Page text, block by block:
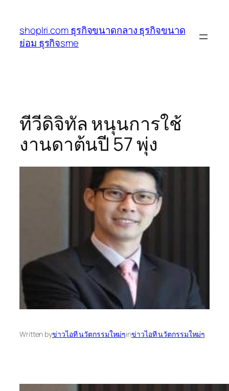
เนื้อหา
shoplri.com ธุรกิจขนาดกลาง ธุรกิจขนาด
ย่อม ธุรกิจsme
ทีวีดิจิทัล หนุนการใช้
งานดาต้นปี 57 พุ่ง
Written byข่าวไอที นวัตกรรมใหม่ๆinข่าวไอที นวัตกรรมใหม่ๆ